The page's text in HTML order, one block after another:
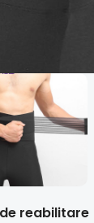
reabilitare